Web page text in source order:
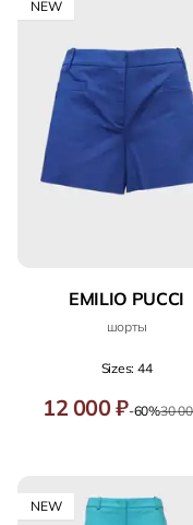
NEW
EMILIO PUCCI
шорты
Sizes: 44
12 000 ₽-60%30
NEW